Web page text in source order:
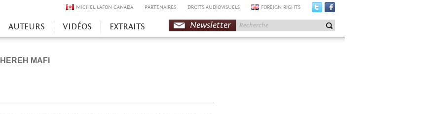
MICHEL LAFON CANADA PARTENAIRES DROITS AUDIOVISUELS FOREIGN RIGHTS
AUTEURS VIDÉOS EXTRAITS Newsletter
MAFI